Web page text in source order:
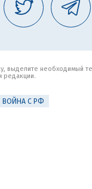
выделите необходимый
редакции.
ВОЙНА С РФ